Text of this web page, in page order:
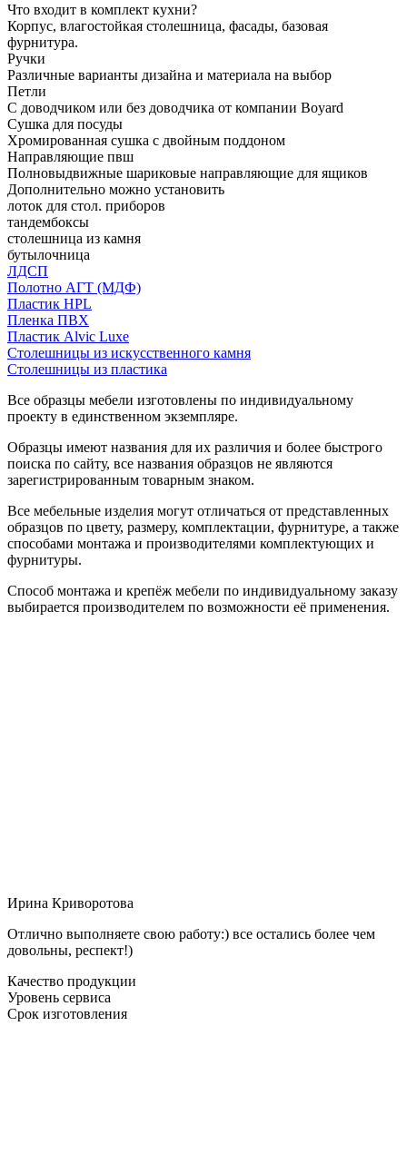
Что входит в комплект кухни?
Корпус, влагостойкая столешница, фасады, базовая
фурнитура.
Ручки
Различные варианты дизайна и материала на выбор
Петли
С доводчиком или без доводчика от компании Boyard
Сушка для посуды
Хромированная сушка с двойным поддоном
Направляющие пвш
Полновыдвижные шариковые направляющие для ящиков
Дополнительно можно установить
лоток для стол. приборов
тандембоксы
столешница из камня
бутылочница
ЛДСП
Полотно АГТ (МДФ)
Пластик HPL
Пленка ПВХ
Пластик Alvic Luxe
Столешницы из искусственного камня
Столешницы из пластика
Все образцы мебели изготовлены по индивидуальному
проекту в единственном экземпляре.
Образцы имеют названия для их различия и более быстрого
поиска по сайту, все названия образцов не являются
зарегистрированным товарным знаком.
Все мебельные изделия могут отличаться от представленных
образцов по цвету, размеру, комплектации, фурнитуре, а также
способами монтажа и производителями комплектующих и
фурнитуры.
Способ монтажа и крепёж мебели по индивидуальному заказу
выбирается производителем по возможности её применения.
Ирина Криворотова
Отлично выполняете свою работу:) все остались более чем
довольны, респект!)
Качество продукции
Уровень сервиса
Срок изготовления